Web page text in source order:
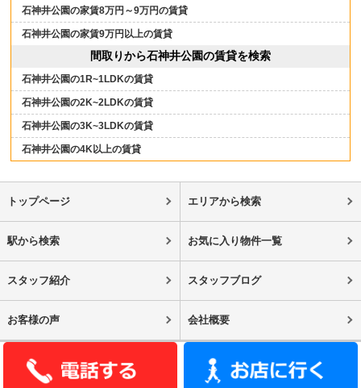
石神井公園の家賃8万円～9万円の賃貸
石神井公園の家賃9万円以上の賃貸
間取りから石神井公園の賃貸を検索
石神井公園の1R~1LDKの賃貸
石神井公園の2K~2LDKの賃貸
石神井公園の3K~3LDKの賃貸
石神井公園の4K以上の賃貸
トップページ エリアから検索
駅から検索 お気に入り物件一覧
スタッフ紹介 スタッフブログ
お客様の声 会社概要